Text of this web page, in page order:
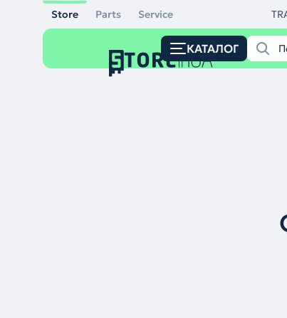
Store Parts Service
КАТАЛОГ